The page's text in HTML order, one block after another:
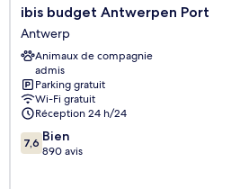
ibis
budget
Antwerpen
Port
Antwerp
ibis budget Antwerpen Port
Antwerp
Animaux de compagnie
admis
Parking gratuit
Wi-Fi gratuit
Réception 24 h/24
7.6
sur
7,6 Bien
890 avis